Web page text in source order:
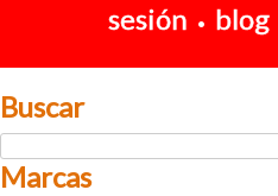
sesión • blog
Buscar
Marcas